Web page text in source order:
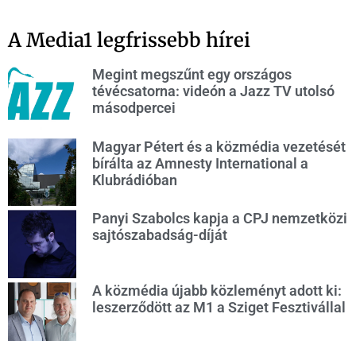
A Media1 legfrissebb hírei
Megint megszűnt egy országos
tévécsatorna: videón a Jazz TV utolsó
másodpercei
Magyar Pétert és a közmédia vezetését
bírálta az Amnesty International a
Klubrádióban
Panyi Szabolcs kapja a CPJ nemzetközi
sajtószabadság-díját
A közmédia újabb közleményt adott ki:
leszerződött az M1 a Sziget Fesztivállal